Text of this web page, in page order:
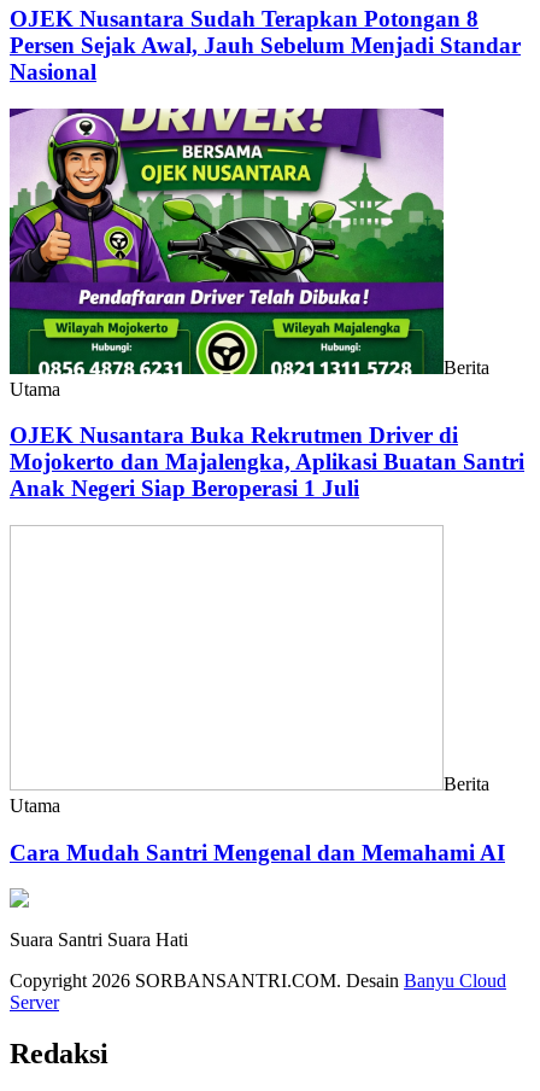
OJEK Nusantara Sudah Terapkan Potongan 8
Persen Sejak Awal, Jauh Sebelum Menjadi Standar
Nasional
Berita
Utama
OJEK Nusantara Buka Rekrutmen Driver di
Mojokerto dan Majalengka, Aplikasi Buatan Santri
Anak Negeri Siap Beroperasi 1 Juli
Berita
Utama
Cara Mudah Santri Mengenal dan Memahami AI
Suara Santri Suara Hati
Copyright 2026 SORBANSANTRI.COM. Desain Banyu Cloud
Server
Redaksi